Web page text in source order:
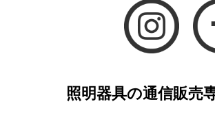
照明器具の通信販